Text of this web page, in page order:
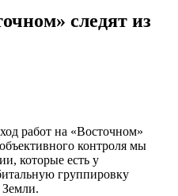
следят из
работ на «Восточном»
контроля мы
которые есть у
группировку
Земли.